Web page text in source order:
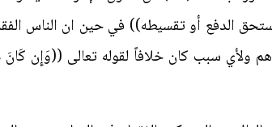
الدفع أو تقسيطه)) في حين ان الناس
ولأي سبب كان خلافاً لقوله تعالى ((وَإِن